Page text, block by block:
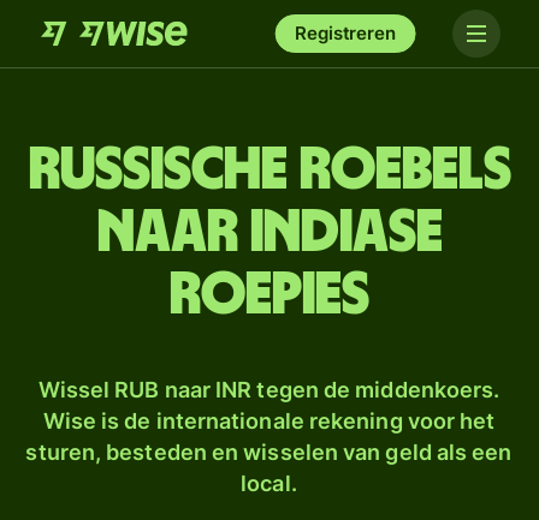
Registreren
Russische roebels
naar Indiase
roepies
Wissel RUB naar INR tegen de middenkoers.
Wise is de internationale rekening voor het
sturen, besteden en wisselen van geld als een
local.